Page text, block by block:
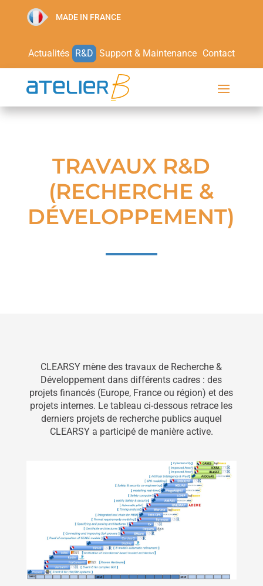
MADE IN FRANCE
Actualités R&D Support & Maintenance Contact
TRAVAUX R&D
(RECHERCHE &
DÉVELOPPEMENT)
CLEARSY mène des travaux de Recherche &
Développement dans différents cadres : des
projets financés (Europe, France ou région) et des
projets internes. Le tableau ci-dessous retrace les
derniers projets de recherche publics auquel
CLEARSY a participé de manière active.